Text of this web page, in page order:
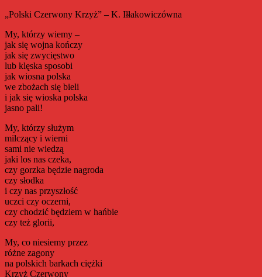
„Polski Czerwony Krzyż” – K. Iłłakowiczówna
My, którzy wiemy –
jak się wojna kończy
jak się zwycięstwo
lub klęska sposobi
jak wiosna polska
we zbożach się bieli
i jak się wioska polska
jasno pali!
My, którzy służym
milczący i wierni
sami nie wiedzą
jaki los nas czeka,
czy gorzka będzie nagroda
czy słodka
i czy nas przyszłość
uczci czy oczerni,
czy chodzić będziem w hańbie
czy też glorii,
My, co niesiemy przez
różne zagony
na polskich barkach ciężki
Krzyż Czerwony